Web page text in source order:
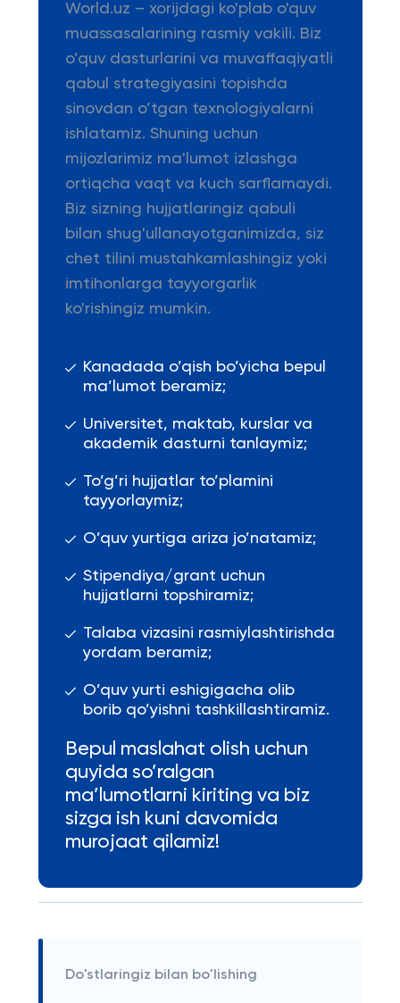
World.uz – xorijdagi ko'plab o'quv
muassasalarining rasmiy vakili. Biz
o’quv dasturlarini va muvaffaqiyatli
qabul strategiyasini topishda
sinovdan o’tgan texnologiyalarni
ishlatamiz. Shuning uchun
mijozlarimiz ma'lumot izlashga
ortiqcha vaqt va kuch sarflamaydi.
Biz sizning hujjatlaringiz qabuli
bilan shug'ullanayotganimizda, siz
chet tilini mustahkamlashingiz yoki
imtihonlarga tayyorgarlik
ko'rishingiz mumkin.
Kanadada o’qish bo’yicha bepul
ma’lumot beramiz;
Universitet, maktab, kurslar va
akademik dasturni tanlaymiz;
To’g’ri hujjatlar to’plamini
tayyorlaymiz;
O’quv yurtiga ariza jo’natamiz;
Stipendiya/grant uchun
hujjatlarni topshiramiz;
Talaba vizasini rasmiylashtirishda
yordam beramiz;
O’quv yurti eshigigacha olib
borib qo’yishni tashkillashtiramiz.
Bepul maslahat olish uchun
quyida so’ralgan
ma’lumotlarni kiriting va biz
sizga ish kuni davomida
murojaat qilamiz!
Do'stlaringiz bilan bo'lishing